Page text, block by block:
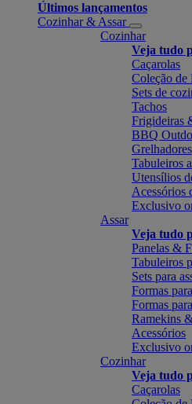
Últimos lançamentos
Cozinhar & Assar
Cozinhar
Veja tudo
Caçarolas
Coleção de
Sets de
Tachos
Frigideiras
BBQ
Grelhadores
Tabuleiros
Utensílios
Acessórios
Exclusivo
Assar
Veja tudo
Panelas &
Tabuleiros
Sets para
Formas
Formas
Ramekins
Acessórios
Exclusivo
Cozinhar
Veja tudo
Caçarolas